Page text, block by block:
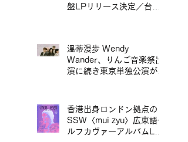
盤LPリリース決定／台北
溫蒂漫步 Wendy
Wander、りんご音楽祭出
演に続き東京単独公演が決
Festival 演出後，宣布東
京專場
香港出身ロンドン拠点の
SSW〈mui zyu〉広東語セ
ルフカヴァーアルバムLP